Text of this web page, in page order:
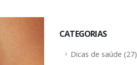
CATEGORIAS
Dicas de saúde (27)